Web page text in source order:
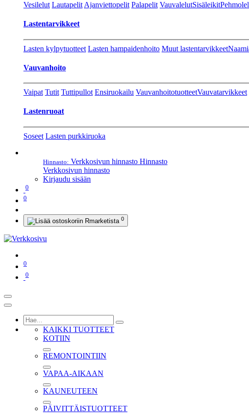
Vesilelut Lautapelit Ajanviettopelit Palapelit VauvalelutSisäleikit
Lastentarvikkeet
Lasten kylpytuotteet Lasten hampaidenhoito Muut lastentarvikkeet
Vauvanhoito
Vaipat Tutit Tuttipullot Ensiruokailu VauvanhoitotuotteetVauvatarvikkeet
Lastenruoat
Soseet Lasten purkkiruoka
Hinnasto: Verkkosivun hinnasto Hinnasto
Verkkosivun hinnasto
Kirjaudu sisään
0
0
0
0
0
KAIKKI TUOTTEET
KOTIIN
REMONTOINTIIN
VAPAA-AIKAAN
KAUNEUTEEN
PÄIVITTÄISTUOTTEET